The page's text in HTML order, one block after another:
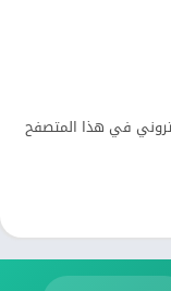
في هذا المتصفح